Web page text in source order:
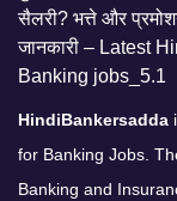
HindiBankersadda
for Banking Jobs.
Banking and